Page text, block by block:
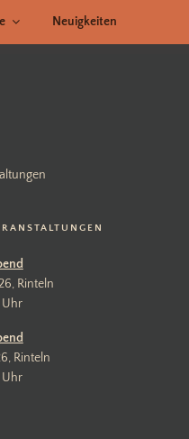
Neuigkeiten
Rinteln
Rinteln